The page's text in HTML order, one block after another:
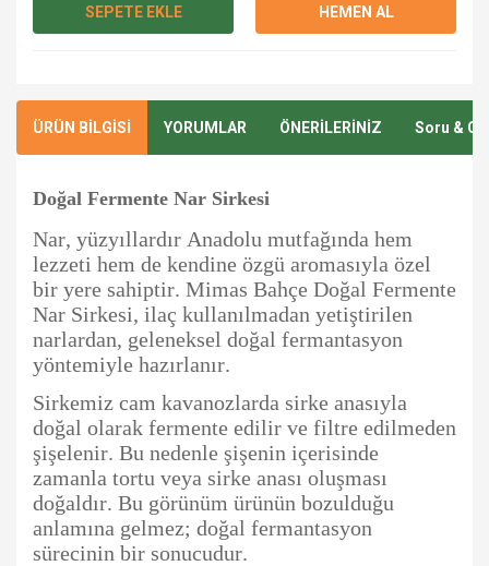
SEPETE EKLE HEMEN AL
ÜRÜN BİLGİSİ YORUMLAR ÖNERİLERİNİZ Soru &
Doğal Fermente Nar Sirkesi
Nar, yüzyıllardır Anadolu mutfağında hem
lezzeti hem de kendine özgü aromasıyla özel
bir yere sahiptir. Mimas Bahçe Doğal Fermente
Nar Sirkesi, ilaç kullanılmadan yetiştirilen
narlardan, geleneksel doğal fermantasyon
yöntemiyle hazırlanır.
Sirkemiz cam kavanozlarda sirke anasıyla
doğal olarak fermente edilir ve filtre edilmeden
şişelenir. Bu nedenle şişenin içerisinde
zamanla tortu veya sirke anası oluşması
doğaldır. Bu görünüm ürünün bozulduğu
anlamına gelmez; doğal fermantasyon
sürecinin bir sonucudur.